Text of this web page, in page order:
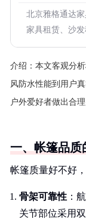
北京雅格通达
家具租赁、沙发
介绍： 本文客观分
风防水性能到用户
户外爱好者做出合理
一、帐篷品质
帐篷质量好不好
骨架可靠性 ：
关节部位采用